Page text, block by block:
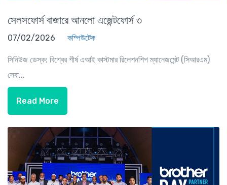
সেলসফোর্স বাজারে আনলো এজেন্টফোর্স ৩
07/02/2026 কম্পিউটেক
সিনিউজ ডেস্ক: বিশ্বের শীর্ষ এআই কাস্টমার রিলেশনশিপ ম্যানেজমেন্ট (সিআরএম)
সেবা...
Read More